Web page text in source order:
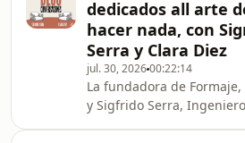
dedicados all arte
hacer nada, con
Serra y Clara Diez
jul. 30, 202600:22:14
La fundadora de Formaje,
y Sigfrido Serra,